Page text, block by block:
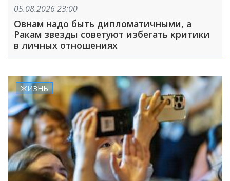
05.08.2026 23:00
Овнам надо быть дипломатичными, а
Ракам звезды советуют избегать критики
в личных отношениях
ЖИЗНЬ